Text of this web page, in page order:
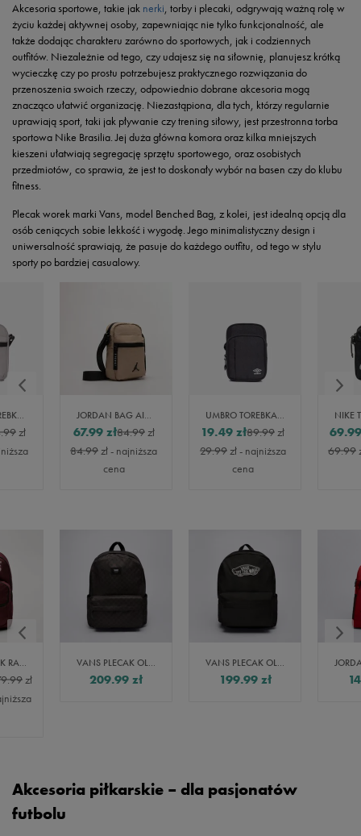
Akcesoria sportowe, takie jak nerki, torby i plecaki, odgrywają ważną rolę w
życiu każdej aktywnej osoby, zapewniając nie tylko funkcjonalność, ale
także dodając charakteru zarówno do sportowych, jak i codziennych
outfitów. Niezależnie od tego, czy udajesz się na siłownię, planujesz krótką
wycieczkę czy po prostu potrzebujesz praktycznego rozwiązania do
przenoszenia swoich rzeczy, odpowiednio dobrane akcesoria mogą
znacząco ułatwić organizację. Niezastąpiona, dla tych, którzy regularnie
uprawiają sport, taki jak pływanie czy trening siłowy, jest przestronna torba
sportowa Nike Brasilia. Jej duża główna komora oraz kilka mniejszych
kieszeni ułatwiają segregację sprzętu sportowego, oraz osobistych
przedmiotów, co sprawia, że jest to doskonały wybór na basen czy do klubu
fitness.
Plecak worek marki Vans, model Benched Bag, z kolei, jest idealną opcją dla
osób ceniących sobie lekkość i wygodę. Jego minimalistyczny design i
uniwersalność sprawiają, że pasuje do każdego outfitu, od tego w stylu
sporty po bardziej casualowy.
JORDAN TOREBKA AIRBORNE FESTIVAL BAG
zł
JORDAN BAG AIRBORNE FESTIVAL
84.99zł
67.99 zł
84.99zł- najniższa
cena
UMBRO TOREBKA UMBRO BRONBEIGH
89.99zł
19.49 zł
29.99zł- najniższa
cena
69.99
69.99
VANS PLECAK RANGED
zł
VANS PLECAK OLD SKOOL CHECK BACKPACK
209.99 zł
VANS PLECAK OLD SKOOL CLASSIC
199.99 zł
Akcesoria piłkarskie – dla pasjonatów
futbolu